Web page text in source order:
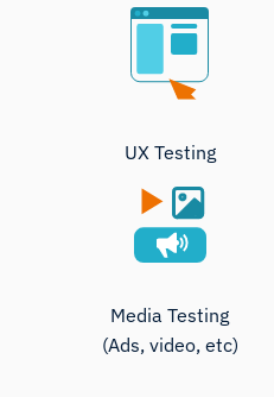
UX Testing
Media Testing
(Ads, video, etc)